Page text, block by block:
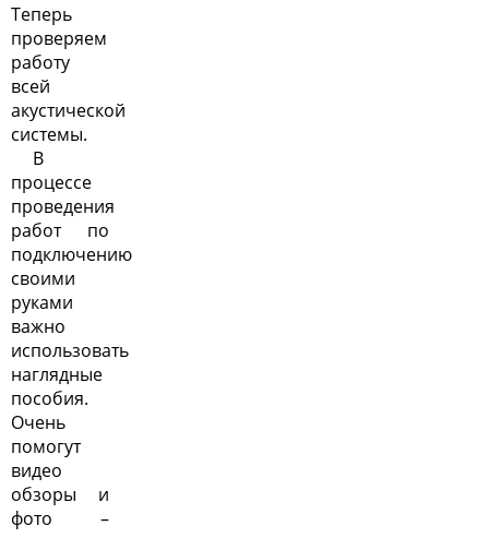
Теперь
проверяем
работу
всей
акустической
системы.
В
процессе
проведения
работ по
подключению
своими
руками
важно
использовать
наглядные
пособия.
Очень
помогут
видео
обзоры и
фото –